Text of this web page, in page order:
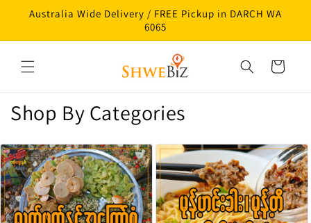
Skip to
content
Australia Wide Delivery / FREE Pickup in DARCH WA
6065
Cart
Shop By Categories